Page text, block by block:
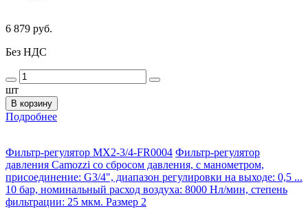
6 879 руб.
Без НДС
шт
В корзину
Подробнее
Фильтр-регулятор MX2-3/4-FR0004 Фильтр-регулятор
давления Camozzi со сбросом давления, с манометром,
присоединение: G3/4", диапазон регулировки на выходе: 0,5 ...
10 бар, номинальный расход воздуха: 8000 Нл/мин, степень
фильтрации: 25 мкм. Размер 2